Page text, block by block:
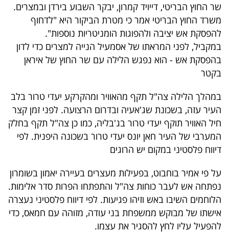
שיתופי
פעולה
דרושים
ניוזלטרים
מייל
פרסמו
באייס
שר החוץ הבריטי, דייויד קמרון, יבקר השבוע בירדן ובמצרים.
משרד החוץ הבריטי אמר כי מטרת הביקור היא "לדחוף
להפסקת אש יציבה ולהפוגות הומניטריות נוספות".
במקביל, לפני המראתו של אסמעיל הנייה למצרים כדי לדון
בהפסקת אש - הוא נפגש הלילה עם שר החוץ של איראן
בקטר
במהלך הלילה צה"ל תקף מהאוויר ומהקרקע יעדי טרור בלב
העיר עזה, בשכונת שג'אעיה ובדרום הרצועה. לפני זמן קצר
חיל האוויר תוקף יעדי טרור בג'בליה, כמו כן צה"ל תקף בחלק
המערבי של העיר חאן יונס יעדי טרור בשכונה היפנית. לפי
דיווח פלסטיני במקום יש הרוגים
על פי אמיר בוחבוט, בפעילות מעצרים בעיירה יאמון בשומרון
נפתחה אש לעבר כוחות צה"ל והתפתחו הפרות סדר אלימות.
הלוחמים השיבו באש וזיהו פגיעות. לפי דיווח פלסטיני נעצרה
אישתו של מבוקש ממשפחת בני עודה, מזוהה עם חמאס, כדי
להפעיל עליו לחץ להסגיר את עצמו.